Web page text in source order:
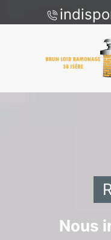
Nous